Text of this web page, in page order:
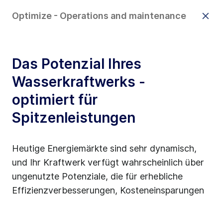
Optimize - Operations and maintenance
Das Potenzial Ihres
Wasserkraftwerks -
optimiert für
Spitzenleistungen
Heutige Energiemärkte sind sehr dynamisch,
und Ihr Kraftwerk verfügt wahrscheinlich über
ungenutzte Potenziale, die für erhebliche
Effizienzverbesserungen, Kosteneinsparungen